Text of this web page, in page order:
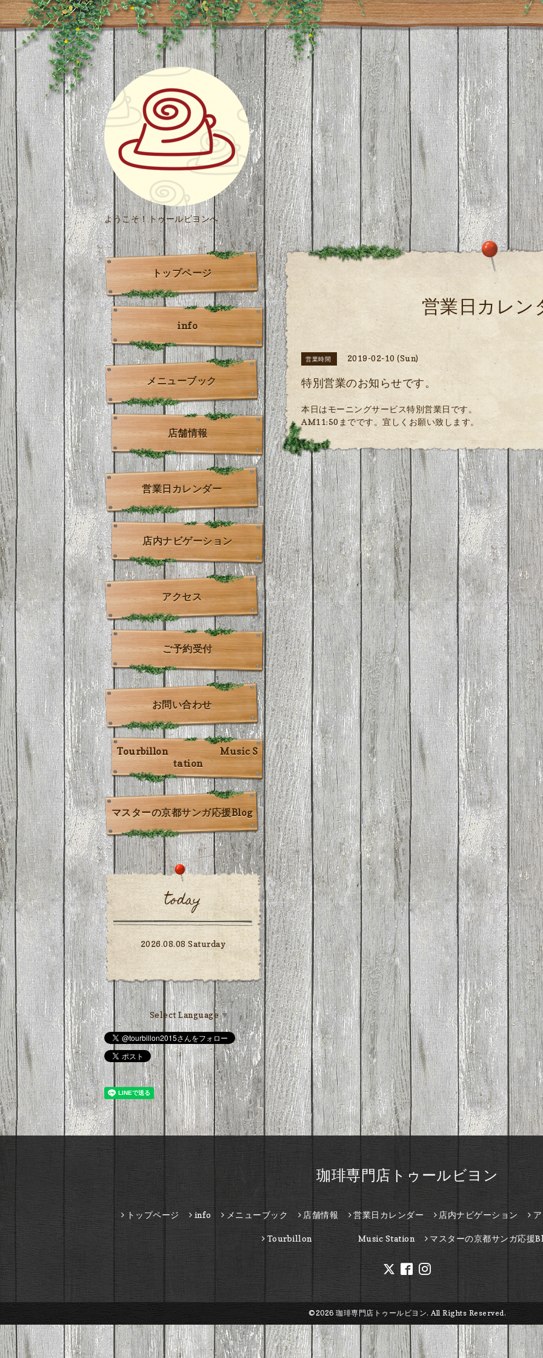
ようこそ！トゥールビヨンへ
営業日カレン
営業時間 2019-02-10 (Sun)
特別営業のお知らせです。
本日はモーニングサービス特別営業日です。
AM11:50までです。宜しくお願い致します。
トップページ
info
メニューブック
店舗情報
営業日カレンダー
店内ナビゲーション
アクセス
ご予約受付
お問い合わせ
Tourbillon Music S
tation
マスターの京都サンガ応援Blog
today
2026.08.08 Saturday
Select Language▼
珈琲専門店トゥールビヨン
トップページ info メニューブック 店舗情報 営業日カレンダー 店内ナビゲーション
Tourbillon Music Station マスターの京都サンガ応援
©2026 珈琲専門店トゥールビヨン. All Rights Reserved.